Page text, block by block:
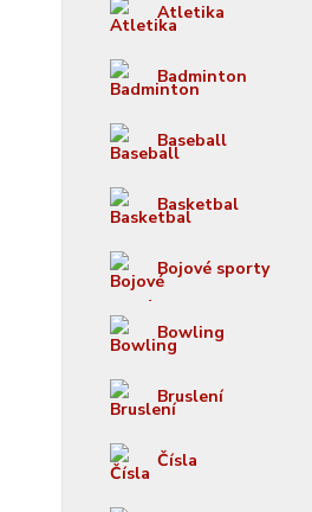
Atletika
Badminton
Baseball
Basketbal
Bojové sporty
Bowling
Bruslení
Čísla